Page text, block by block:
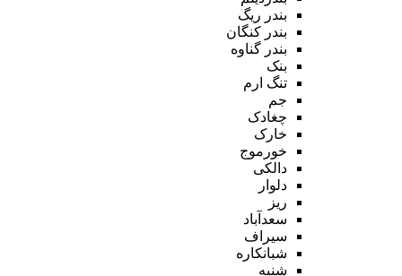
بندر ریگ
بندر کنگان
بندر گناوه
بنک
تنگ ارم
جم
چغادک
خارک
خورموج
دالکی
دلوار
ریز
سعدآباد
سیراف
شبانکاره
شنبه